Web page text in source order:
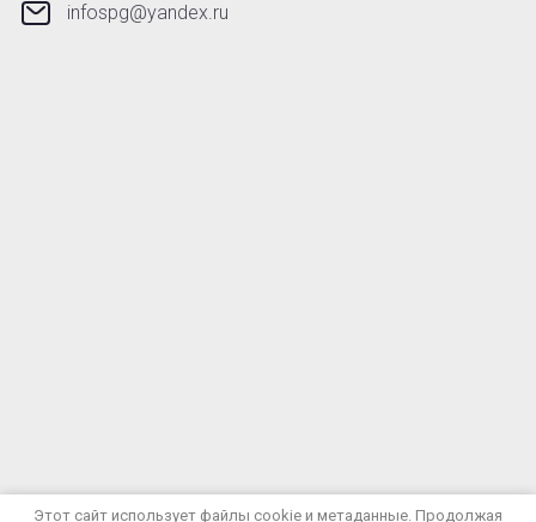
infospg@yandex.ru
© 2023 - 2026 ООО "СпецПромГигиена"
Этот сайт использует файлы cookie и метаданные. Продолжая